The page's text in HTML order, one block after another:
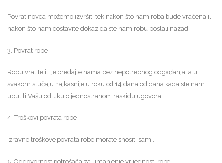
Povrat novca možemo izvršiti tek nakon što nam roba bude vraćena ili
nakon što nam dostavite dokaz da ste nam robu poslali nazad.
3. Povrat robe
Robu vratite ili je predajte nama bez nepotrebnog odgađanja, a u
svakom slučaju najkasnije u roku od 14 dana od dana kada ste nam
uputili Vašu odluku o jednostranom raskidu ugovora
4. Troškovi povrata robe
Izravne troškove povrata robe morate snositi sami.
5. Odgovornost potrošača za umanjenje vrijednosti robe